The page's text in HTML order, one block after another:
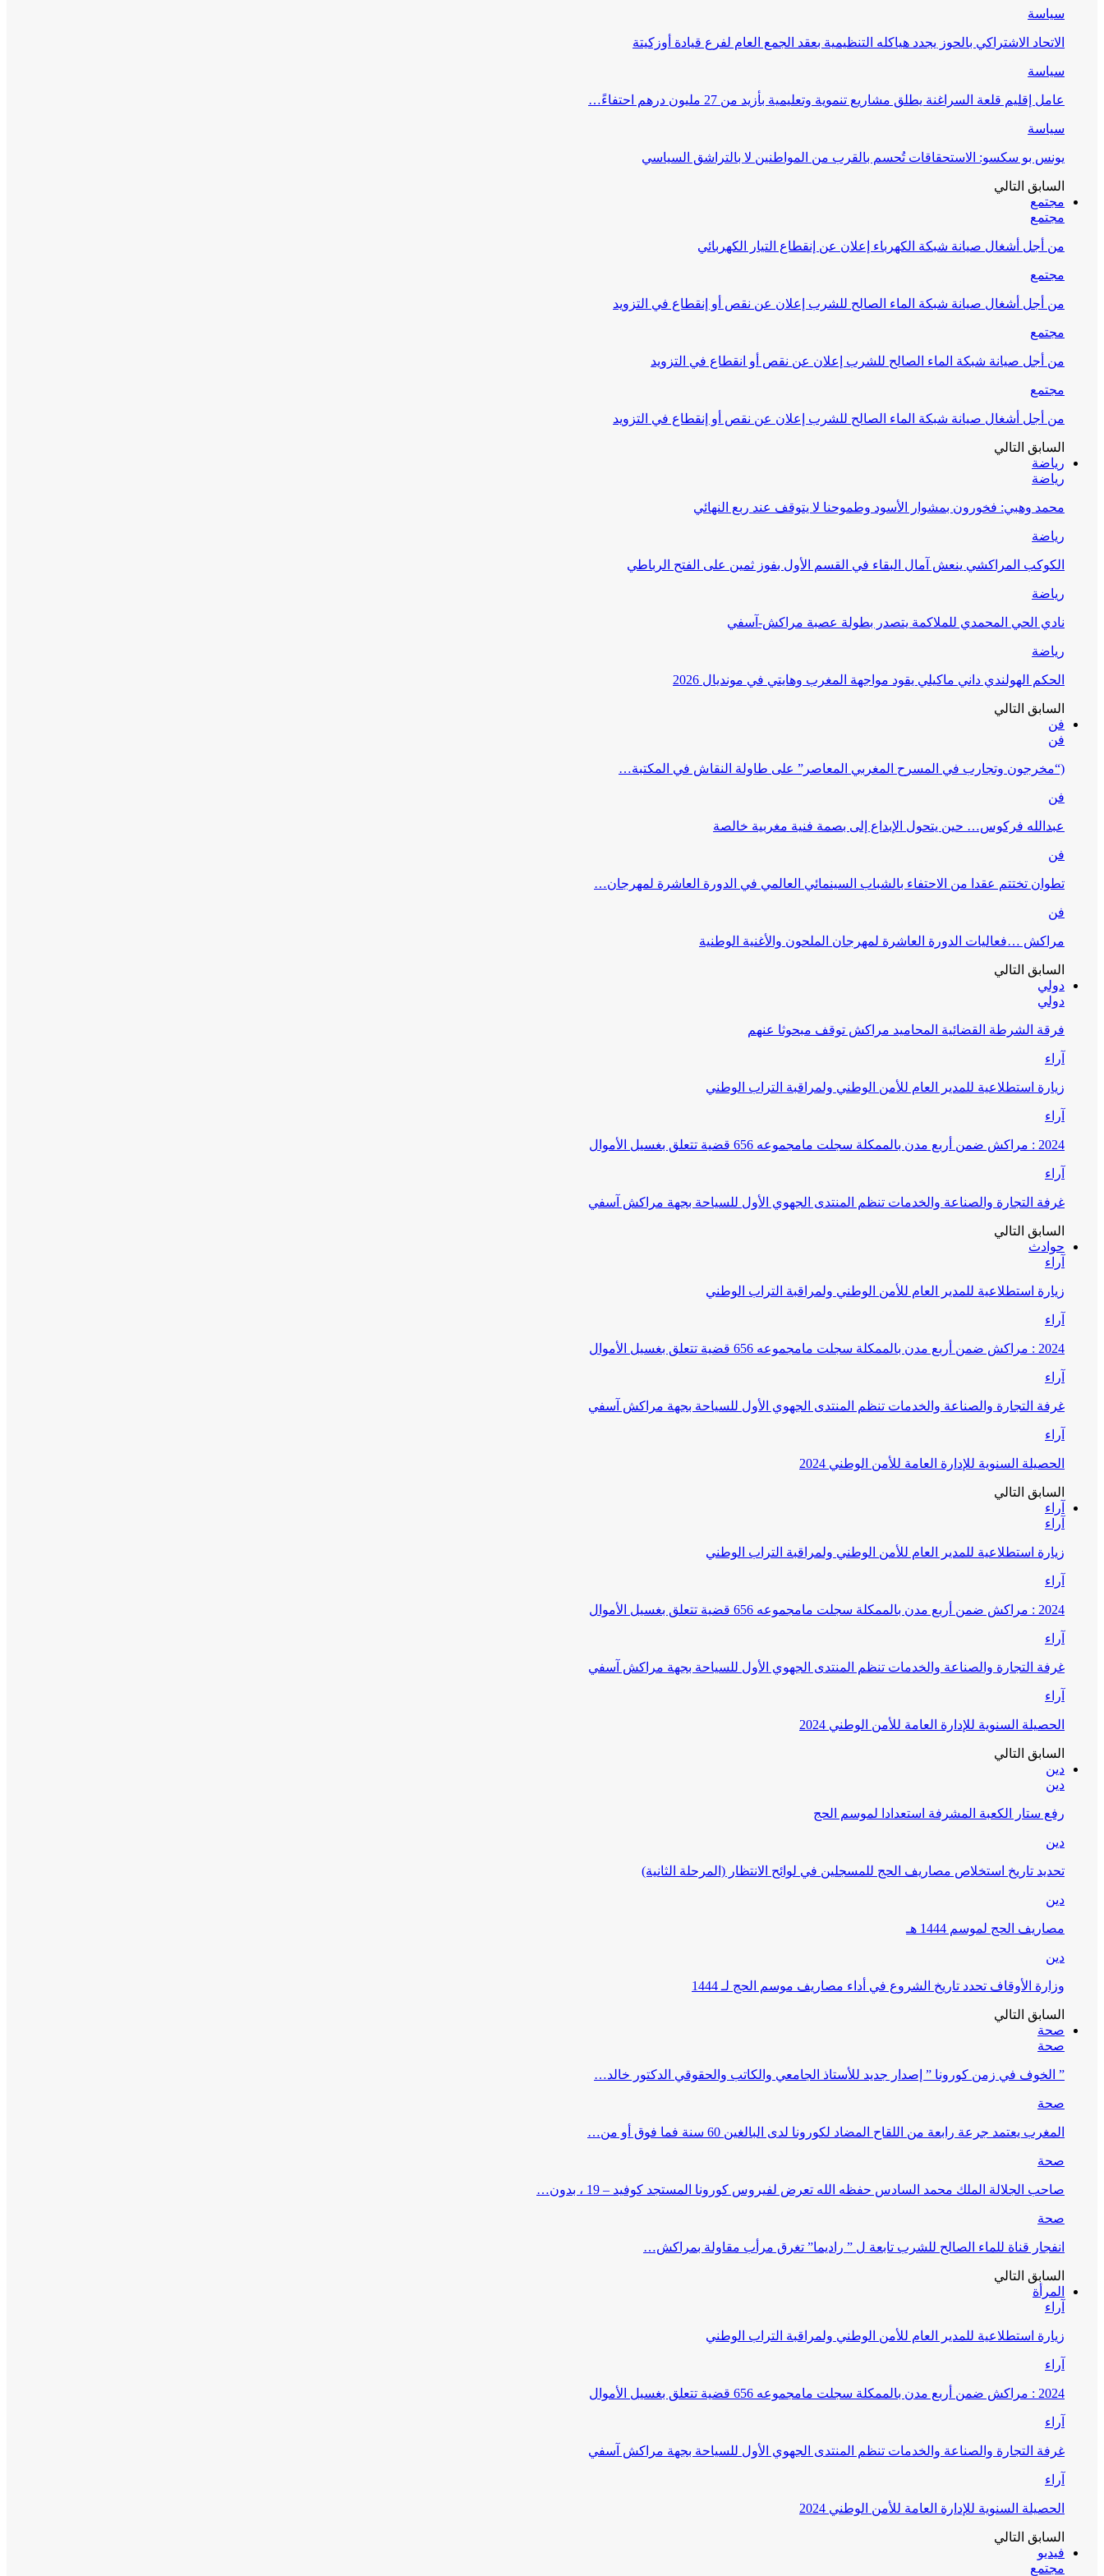
سياسة
الاتحاد الاشتراكي بالحوز يجدد هياكله التنظيمية بعقد الجمع العام لفرع قيادة أوزكيتة
سياسة
عامل إقليم قلعة السراغنة يطلق مشاريع تنموية وتعليمية بأزيد من 27 مليون درهم احتفاءً…
سياسة
يونس بو سكسو: الاستحقاقات تُحسم بالقرب من المواطنين لا بالتراشق السياسي
السابق التالي
مجتمع
مجتمع
من أجل أشغال صيانة شبكة الكهرباء إعلان عن إنقطاع التيار الكهربائي
مجتمع
من أجل أشغال صيانة شبكة الماء الصالح للشرب إعلان عن نقص أو إنقطاع في التزويد
مجتمع
من أجل صيانة شبكة الماء الصالح للشرب إعلان عن نقص أو انقطاع في التزويد
مجتمع
من أجل أشغال صيانة شبكة الماء الصالح للشرب إعلان عن نقص أو إنقطاع في التزويد
السابق التالي
رياضة
رياضة
محمد وهبي: فخورون بمشوار الأسود وطموحنا لا يتوقف عند ربع النهائي
رياضة
الكوكب المراكشي ينعش آمال البقاء في القسم الأول بفوز ثمين على الفتح الرباطي
رياضة
نادي الحي المحمدي للملاكمة يتصدر بطولة عصبة مراكش-آسفي
رياضة
الحكم الهولندي داني ماكيلي يقود مواجهة المغرب وهايتي في مونديال 2026
السابق التالي
فن
فن
(“مخرجون وتجارب في المسرح المغربي المعاصر” على طاولة النقاش في المكتبة…
فن
عبدالله فركوس… حين يتحول الإبداع إلى بصمة فنية مغربية خالصة
فن
تطوان تختتم عقدا من الاحتفاء بالشباب السينمائي العالمي في الدورة العاشرة لمهرجان…
فن
مراكش …فعاليات الدورة العاشرة لمهرجان الملحون والأغنية الوطنية
السابق التالي
دولي
دولي
فرقة الشرطة القضائية المحاميد مراكش توقف مبحوثا عنهم
آراء
زيارة استطلاعية للمدير العام للأمن الوطني ولمراقبة التراب الوطني
آراء
2024 : مراكش ضمن أربع مدن بالممكلة سجلت مامجموعه 656 قضية تتعلق بغسيل الأموال
آراء
غرفة التجارة والصناعة والخدمات تنظم المنتدى الجهوي الأول للسياحة بجهة مراكش آسفي
السابق التالي
حوادث
آراء
زيارة استطلاعية للمدير العام للأمن الوطني ولمراقبة التراب الوطني
آراء
2024 : مراكش ضمن أربع مدن بالممكلة سجلت مامجموعه 656 قضية تتعلق بغسيل الأموال
آراء
غرفة التجارة والصناعة والخدمات تنظم المنتدى الجهوي الأول للسياحة بجهة مراكش آسفي
آراء
الحصيلة السنوية للإدارة العامة للأمن الوطني 2024
السابق التالي
آراء
آراء
زيارة استطلاعية للمدير العام للأمن الوطني ولمراقبة التراب الوطني
آراء
2024 : مراكش ضمن أربع مدن بالممكلة سجلت مامجموعه 656 قضية تتعلق بغسيل الأموال
آراء
غرفة التجارة والصناعة والخدمات تنظم المنتدى الجهوي الأول للسياحة بجهة مراكش آسفي
آراء
الحصيلة السنوية للإدارة العامة للأمن الوطني 2024
السابق التالي
دين
دين
رفع ستار الكعبة المشرفة استعدادا لموسم الحج
دين
تحديد تاريخ استخلاص مصاريف الحج للمسجلين في لوائح الانتظار (المرحلة الثانية)
دين
مصاريف الحج لموسم 1444 هـ
دين
وزارة الأوقاف تحدد تاريخ الشروع في أداء مصاريف موسم الحج لـ 1444
السابق التالي
صحة
صحة
” الخوف في زمن كورونا ” إصدار جديد للأستاذ الجامعي والكاتب والحقوقي الدكتور خالد…
صحة
المغرب يعتمد جرعة رابعة من اللقاح المضاد لكورونا لدى البالغين 60 سنة فما فوق أو من…
صحة
صاحب الجلالة الملك محمد السادس حفظه الله تعرض لفيروس كورونا المستجد كوفيد – 19 ، بدون…
صحة
انفجار قناة للماء الصالح للشرب تابعة ل ” راديما” تغرق مرأب مقاولة بمراكش…
السابق التالي
المرأة
آراء
زيارة استطلاعية للمدير العام للأمن الوطني ولمراقبة التراب الوطني
آراء
2024 : مراكش ضمن أربع مدن بالممكلة سجلت مامجموعه 656 قضية تتعلق بغسيل الأموال
آراء
غرفة التجارة والصناعة والخدمات تنظم المنتدى الجهوي الأول للسياحة بجهة مراكش آسفي
آراء
الحصيلة السنوية للإدارة العامة للأمن الوطني 2024
السابق التالي
فيديو
مجتمع